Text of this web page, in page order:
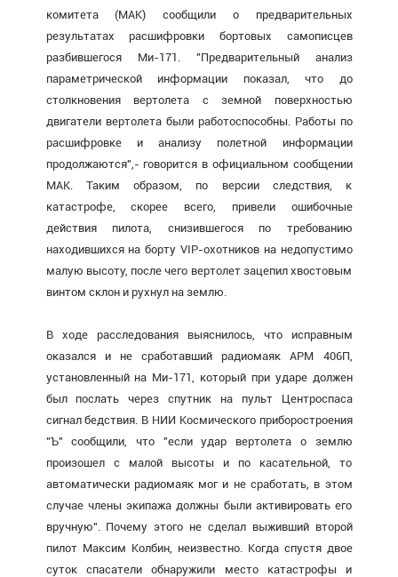
комитета (МАК) сообщили о предварительных
результатах расшифровки бортовых самописцев
разбившегося Ми-171. "Предварительный анализ
параметрической информации показал, что до
столкновения вертолета с земной поверхностью
двигатели вертолета были работоспособны. Работы по
расшифровке и анализу полетной информации
продолжаются",- говорится в официальном сообщении
МАК. Таким образом, по версии следствия, к
катастрофе, скорее всего, привели ошибочные
действия пилота, снизившегося по требованию
находившихся на борту VIP-охотников на недопустимо
малую высоту, после чего вертолет зацепил хвостовым
винтом склон и рухнул на землю.
В ходе расследования выяснилось, что исправным
оказался и не сработавший радиомаяк АРМ 406П,
установленный на Ми-171, который при ударе должен
был послать через спутник на пульт Центроспаса
сигнал бедствия. В НИИ Космического приборостроения
"Ъ" сообщили, что "если удар вертолета о землю
произошел с малой высоты и по касательной, то
автоматически радиомаяк мог и не сработать, в этом
случае члены экипажа должны были активировать его
вручную". Почему этого не сделал выживший второй
пилот Максим Колбин, неизвестно. Когда спустя двое
суток спасатели обнаружили место катастрофы и